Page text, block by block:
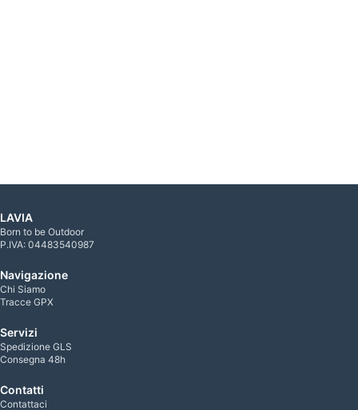
LAVIA
Born to be Outdoor
P.IVA: 04483540987
Navigazione
Chi Siamo
Tracce GPX
Servizi
Spedizione GLS
Consegna 48h
Contatti
Contattaci